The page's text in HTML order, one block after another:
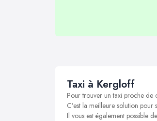
Taxi à Kergloff
Pour trouver un taxi proche de
C’est la meilleure solution
Il vous est également possible